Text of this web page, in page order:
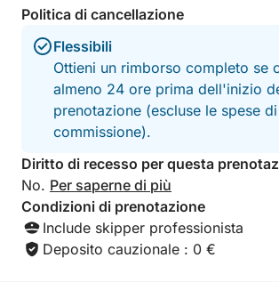
Politica di cancellazione
Flessibili
Ottieni un rimborso completo se
almeno 24 ore prima dell'inizio
prenotazione (escluse le spese
commissione).
Diritto di recesso per questa
No. Per saperne di più
Condizioni di prenotazione
Include skipper professionista
Deposito cauzionale : 0 €